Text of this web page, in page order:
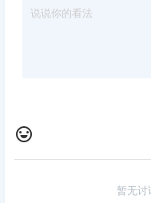
暂无讨